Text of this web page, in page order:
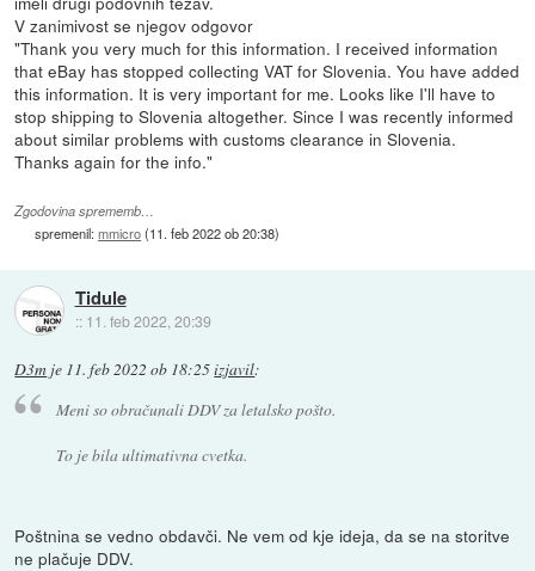
V zanimivost se njegov odgovor
"Thank you very much for this information. I received information
that eBay has stopped collecting VAT for Slovenia. You have added
this information. It is very important for me. Looks like I'll have to
stop shipping to Slovenia altogether. Since I was recently informed
about similar problems with customs clearance in Slovenia.
Thanks again for the info."
Zgodovina sprememb…
spremenil:mmicro(11. feb 2022 ob 20:38)
Tidule
:: 11. feb 2022, 20:39
D3m je 11. feb 2022 ob 18:25izjavil:
Meni so obračunali DDV za letalsko pošto.
To je bila ultimativna cvetka.
Poštnina se vedno obdavči. Ne vem od kje ideja, da se na storitve
ne plačuje DDV.